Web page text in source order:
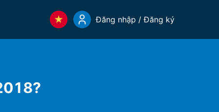
Đăng nhập / Đăng ký